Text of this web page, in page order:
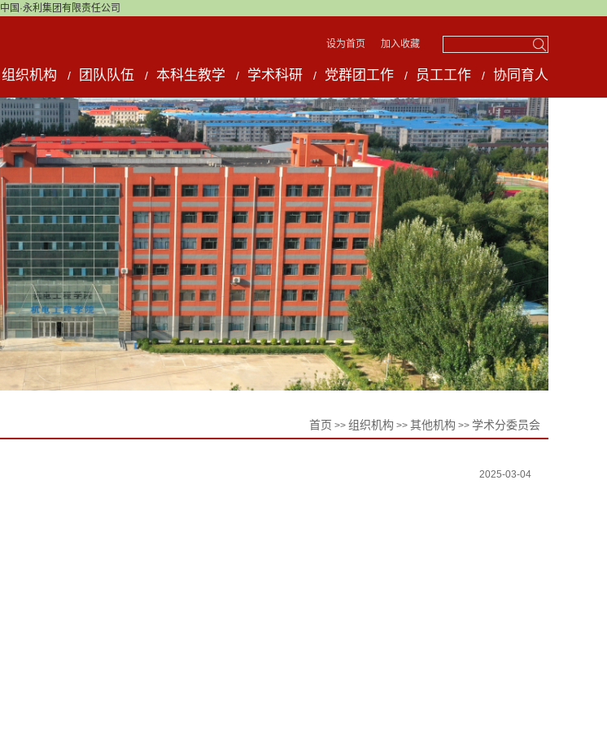
中国·永利集团有限责任公司
设为首页 加入收藏
组织机构 / 团队队伍 / 本科生教学 / 学术科研 / 党群团工作 / 员工工作 / 协同育人
首页 >> 组织机构 >> 其他机构 >> 学术分委员会
2025-03-04